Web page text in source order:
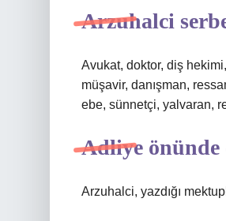
Arzuhalci
Avukat, doktor, diş
müşavir, danışman,
ebe, sünnetçi, yalvaran,
Adliye önünde
Arzuhalci, yazdığı